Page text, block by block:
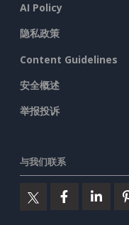
AI Policy
隐私政策
Content Guidelines
安全概述
举报投诉
与我们联系